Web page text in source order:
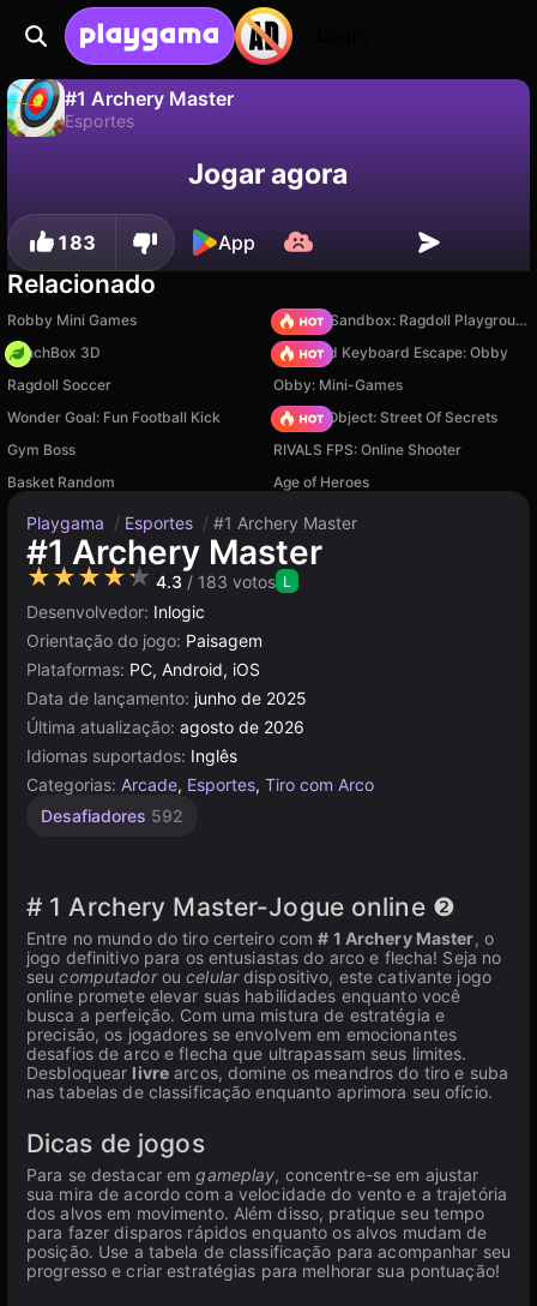
#1 Archery Master
Esportes
Salve o progresso!Jogar agora
183 App
Relacionado
Robby Mini Games
Sprunki Sandbox: Ragdoll Playground Mode
PunchBox 3D
+1 Speed Keyboard Escape: Obby
Ragdoll Soccer
Obby: Mini-Games
Wonder Goal: Fun Football Kick
Hidden Object: Street Of Secrets
Gym Boss
RIVALS FPS: Online Shooter
Basket Random
Age of Heroes
Playgama / Esportes / #1 Archery Master
#1 Archery Master
★★★★★ 4.3 / 183 votos L
Desenvolvedor: Inlogic
Orientação do jogo: Paisagem
Plataformas: PC, Android, iOS
Data de lançamento: junho de 2025
Última atualização: agosto de 2026
Idiomas suportados: Inglês
Categorias: Arcade, Esportes, Tiro com Arco
Desafiadores 592
# 1 Archery Master-Jogue online ❷
Entre no mundo do tiro certeiro com# 1 Archery Master, o
jogo definitivo para os entusiastas do arco e flecha! Seja no
seucomputadoroucelulardispositivo, este cativante jogo
online promete elevar suas habilidades enquanto você
busca a perfeição. Com uma mistura de estratégia e
precisão, os jogadores se envolvem em emocionantes
desafios de arco e flecha que ultrapassam seus limites.
Desbloquear livre arcos, domine os meandros do tiro e suba
nas tabelas de classificação enquanto aprimora seu ofício.
Dicas de jogos
Para se destacar emgameplay, concentre-se em ajustar
sua mira de acordo com a velocidade do vento e a trajetória
dos alvos em movimento. Além disso, pratique seu tempo
para fazer disparos rápidos enquanto os alvos mudam de
posição. Use a tabela de classificação para acompanhar seu
progresso e criar estratégias para melhorar sua pontuação!